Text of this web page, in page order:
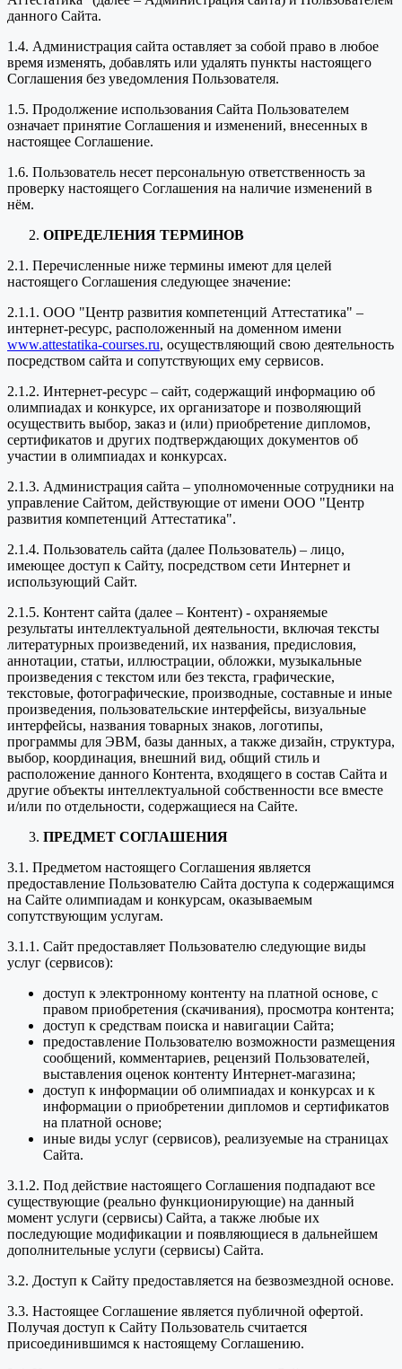
данного Сайта.
1.4. Администрация сайта оставляет за собой право в любое
время изменять, добавлять или удалять пункты настоящего
Соглашения без уведомления Пользователя.
1.5. Продолжение использования Сайта Пользователем
означает принятие Соглашения и изменений, внесенных в
настоящее Соглашение.
1.6. Пользователь несет персональную ответственность за
проверку настоящего Соглашения на наличие изменений в
нём.
ОПРЕДЕЛЕНИЯ ТЕРМИНОВ
2.1. Перечисленные ниже термины имеют для целей
настоящего Соглашения следующее значение:
2.1.1. ООО "Центр развития компетенций Аттестатика" –
интернет-ресурс, расположенный на доменном имени
www.attestatika-courses.ru, осуществляющий свою деятельность
посредством сайта и сопутствующих ему сервисов.
2.1.2. Интернет-ресурс – сайт, содержащий информацию об
олимпиадах и конкурсе, их организаторе и позволяющий
осуществить выбор, заказ и (или) приобретение дипломов,
сертификатов и других подтверждающих документов об
участии в олимпиадах и конкурсах.
2.1.3. Администрация сайта – уполномоченные сотрудники на
управление Сайтом, действующие от имени ООО "Центр
развития компетенций Аттестатика".
2.1.4. Пользователь сайта (далее Пользователь) – лицо,
имеющее доступ к Сайту, посредством сети Интернет и
использующий Сайт.
2.1.5. Контент сайта (далее – Контент) - охраняемые
результаты интеллектуальной деятельности, включая тексты
литературных произведений, их названия, предисловия,
аннотации, статьи, иллюстрации, обложки, музыкальные
произведения с текстом или без текста, графические,
текстовые, фотографические, производные, составные и иные
произведения, пользовательские интерфейсы, визуальные
интерфейсы, названия товарных знаков, логотипы,
программы для ЭВМ, базы данных, а также дизайн, структура,
выбор, координация, внешний вид, общий стиль и
расположение данного Контента, входящего в состав Сайта и
другие объекты интеллектуальной собственности все вместе
и/или по отдельности, содержащиеся на Сайте.
ПРЕДМЕТ СОГЛАШЕНИЯ
3.1. Предметом настоящего Соглашения является
предоставление Пользователю Сайта доступа к содержащимся
на Сайте олимпиадам и конкурсам, оказываемым
сопутствующим услугам.
3.1.1. Сайт предоставляет Пользователю следующие виды
услуг (сервисов):
доступ к электронному контенту на платной основе, с
правом приобретения (скачивания), просмотра контента;
доступ к средствам поиска и навигации Сайта;
предоставление Пользователю возможности размещения
сообщений, комментариев, рецензий Пользователей,
выставления оценок контенту Интернет-магазина;
доступ к информации об олимпиадах и конкурсах и к
информации о приобретении дипломов и сертификатов
на платной основе;
иные виды услуг (сервисов), реализуемые на страницах
Сайта.
3.1.2. Под действие настоящего Соглашения подпадают все
существующие (реально функционирующие) на данный
момент услуги (сервисы) Сайта, а также любые их
последующие модификации и появляющиеся в дальнейшем
дополнительные услуги (сервисы) Сайта.
3.2. Доступ к Сайту предоставляется на безвозмездной основе.
3.3. Настоящее Соглашение является публичной офертой.
Получая доступ к Сайту Пользователь считается
присоединившимся к настоящему Соглашению.